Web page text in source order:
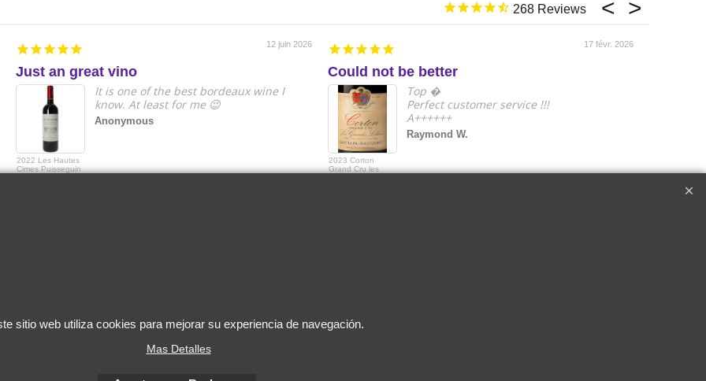
268
12 juin 2026
Just an great vino
2022 Les Hautes
Cimes Puisseguin
It is one of the best bordeaux wine I
know. At least for me 😉
Anonymous
17 févr. 2026
Could not be better
2023 Corton
Grand Cru les
Top �
Perfect customer service !!!
A++++++
Raymond W.
de Quintus
sitio web utiliza cookies para mejorar su experiencia de navegación.
Mas Detalles